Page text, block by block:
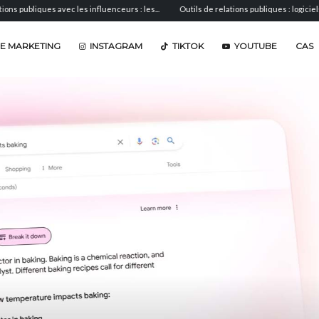
avec les influenceurs : les... Outils de relations publiques : logiciels de...
MARKETING INSTAGRAM TIKTOK YOUTUBE CAS